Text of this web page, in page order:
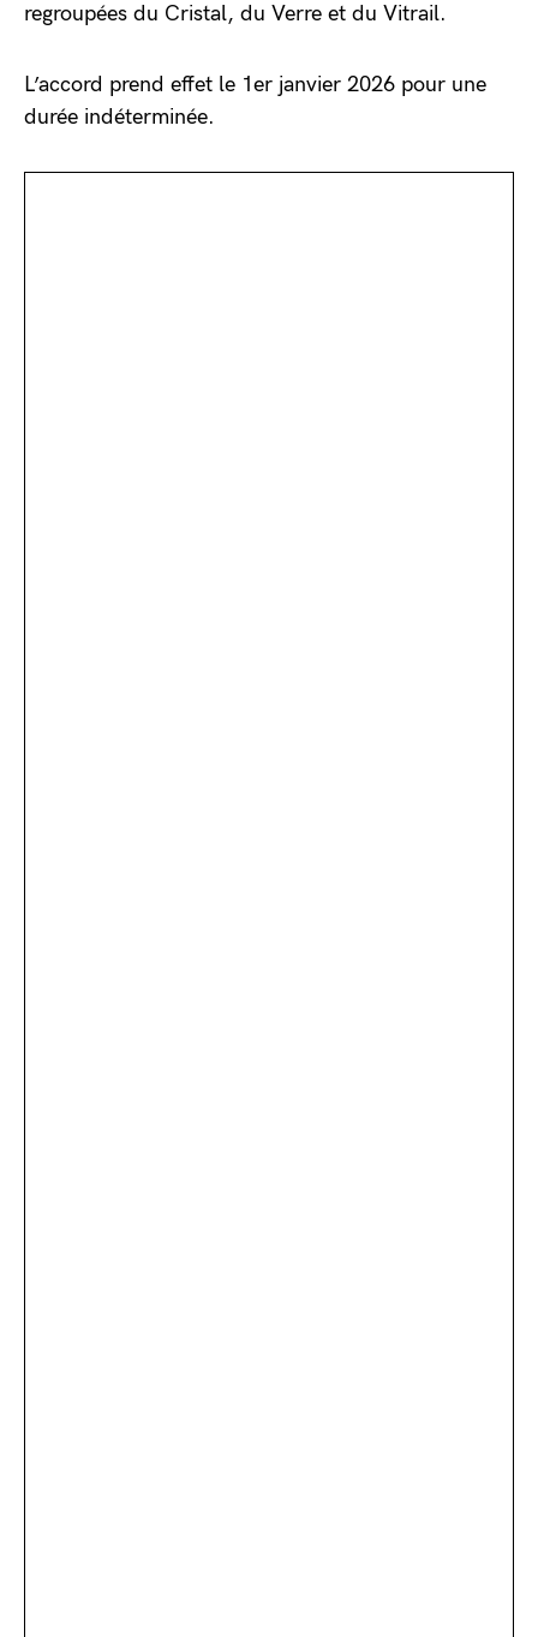
regroupées du Cristal, du Verre et du Vitrail.
L’accord prend effet le 1er janvier 2026 pour une
durée indéterminée.